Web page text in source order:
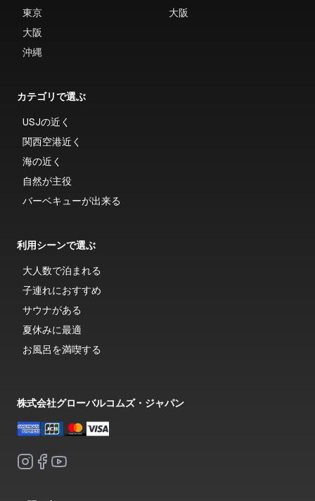
東京
大阪
沖縄
大阪
カテゴリで選ぶ
USJの近く
関西空港近く
海の近く
自然が主役
バーベキューが出来る
利用シーンで選ぶ
大人数で泊まれる
子連れにおすすめ
サウナがある
夏休みに最適
お風呂を満喫する
株式会社グローバルコムズ・ジャパン